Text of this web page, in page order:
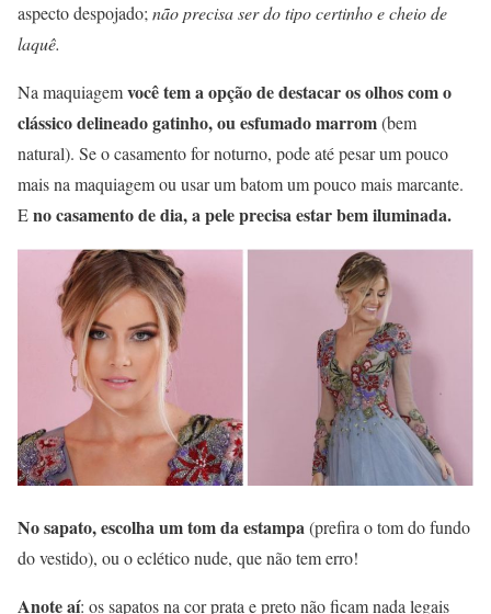
aspecto despojado;não precisa ser do tipo certinho e cheio de
laquê.
Na maquiagemvocê tem a opção de destacar os olhos com o
clássico delineado gatinho, ou esfumado marrom(bem
natural). Se o casamento for noturno, pode até pesar um pouco
mais na maquiagem ou usar um batom um pouco mais marcante.
Eno casamento de dia, a pele precisa estar bem iluminada.
No sapato, escolha um tom da estampa(prefira o tom do fundo
do vestido), ou o eclético nude, que não tem erro!
Anote aí: os sapatos na cor prata e preto não ficam nada legais